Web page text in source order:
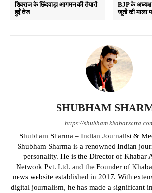
शिवराज के छिंदवाड़ा आगमन की तैयारी
हुईं तेज
BJP के अध्यक्ष
जूतों की माला
SHUBHAM
https://
Shubham Sharma – Indian Journalist &
Shubham Sharma is a renowned Indian
personality. He is the Director of Khabar
Network Pvt. Ltd. and the Founder of
news website established in 2017. With
digital journalism, he has made a significant